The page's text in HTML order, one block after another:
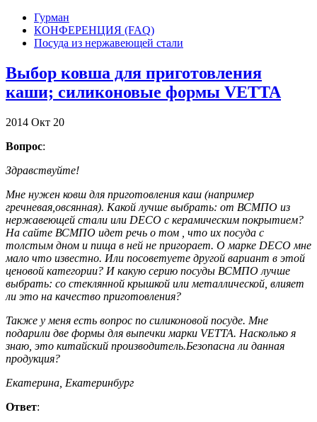
Гурман
КОНФЕРЕНЦИЯ (FAQ)
Посуда из нержавеющей стали
Выбор ковша для приготовления
каши; силиконовые формы VETTA
2014 Окт 20
Вопрос:
Здравствуйте!
Мне нужен ковш для приготовления каш (например
гречневая,овсянная). Какой лучше выбрать: от ВСМПО из
нержавеющей стали или DECO с керамическим покрытием?
На сайте ВСМПО идет речь о том , что их посуда с
толстым дном и пища в ней не пригорает. О марке DECO мне
мало что известно. Или посоветуете другой вариант в этой
ценовой категории? И какую серию посуды ВСМПО лучше
выбрать: со стеклянной крышкой или металлической, влияет
ли это на качество приготовления?
Также у меня есть вопрос по силиконовой посуде. Мне
подарили две формы для выпечки марки VETTA. Насколько я
знаю, это китайский производитель.Безопасна ли данная
продукция?
Екатерина, Екатеринбург
Ответ: